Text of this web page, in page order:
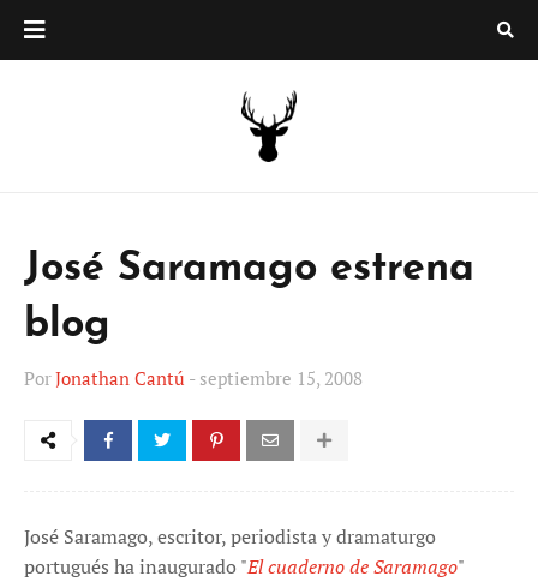
José Saramago estrena
blog
PorJonathan Cantú - septiembre 15, 2008
José Saramago, escritor, periodista y dramaturgo
portugués ha inaugurado "El cuaderno de Saramago"